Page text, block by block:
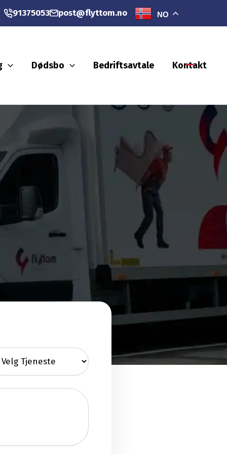
91375053 post@flyttom.no NO
Dødsbo Bedriftsavtale Kontakt